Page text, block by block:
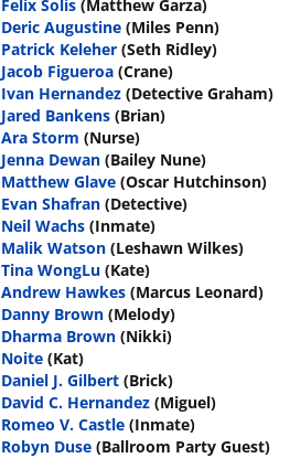
Felix Solis (Matthew Garza)
Deric Augustine (Miles Penn)
Patrick Keleher (Seth Ridley)
Jacob Figueroa (Crane)
Ivan Hernandez (Detective Graham)
Jared Bankens (Brian)
Ara Storm (Nurse)
Jenna Dewan (Bailey Nune)
Matthew Glave (Oscar Hutchinson)
Evan Shafran (Detective)
Neil Wachs (Inmate)
Malik Watson (Leshawn Wilkes)
Tina WongLu (Kate)
Andrew Hawkes (Marcus Leonard)
Danny Brown (Melody)
Dharma Brown (Nikki)
Noite (Kat)
Daniel J. Gilbert (Brick)
David C. Hernandez (Miguel)
Romeo V. Castle (Inmate)
Robyn Duse (Ballroom Party Guest)